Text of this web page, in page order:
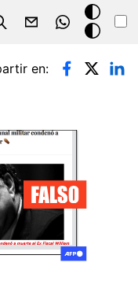
Modo
oscuro
en: